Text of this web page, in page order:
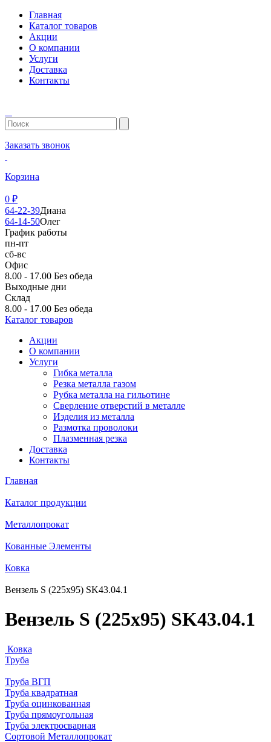
Главная
Каталог товаров
Акции
О компании
Услуги
Доставка
Контакты
Заказать звонок
Корзина
0 ₽
64-22-39Диана
64-14-50Олег
График работы
пн-пт
сб-вс
Офис
8.00 - 17.00 Без обеда
Выходные дни
Склад
8.00 - 17.00 Без обеда
Каталог товаров
Акции
О компании
Услуги
Гибка металла
Резка металла газом
Рубка металла на гильотине
Сверление отверстий в металле
Изделия из металла
Размотка проволоки
Плазменная резка
Доставка
Контакты
Главная
Каталог продукции
Металлопрокат
Кованные Элементы
Ковка
Вензель S (225х95) SK43.04.1
Вензель S (225х95) SK43.04.1
Ковка
Труба
Труба ВГП
Труба квадратная
Труба оцинкованная
Труба прямоугольная
Труба электросварная
Сортовой Металлопрокат